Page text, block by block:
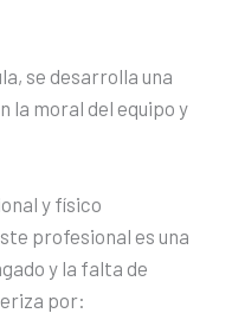
se desarrolla una
la moral del equipo y
y físico
profesional es una
y la falta de
por: